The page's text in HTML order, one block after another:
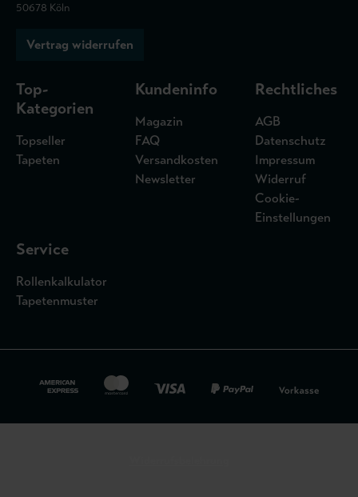
50678 Köln
Vertrag widerrufen
Top-
Kategorien
Topseller
Tapeten
Kundeninfo
Magazin
FAQ
Versandkosten
Newsletter
Rechtliches
AGB
Datenschutz
Impressum
Widerruf
Cookie-
Einstellungen
Service
Rollenkalkulator
Tapetenmuster